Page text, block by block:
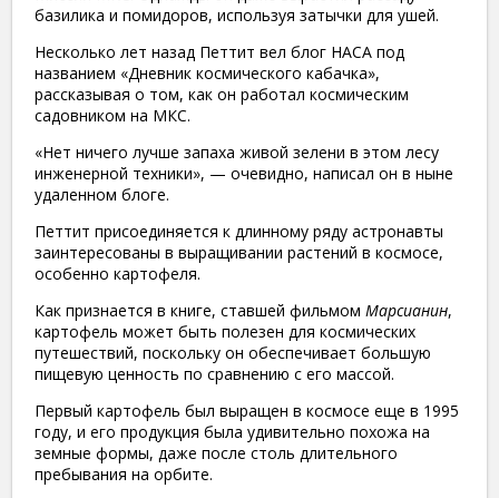
базилика и помидоров, используя затычки для ушей.
Несколько лет назад Петтит вел блог НАСА под
названием «Дневник космического кабачка»,
рассказывая о том, как он работал космическим
садовником на МКС.
«Нет ничего лучше запаха живой зелени в этом лесу
инженерной техники», — очевидно, написал он в ныне
удаленном блоге.
Петтит присоединяется к длинному ряду астронавты
заинтересованы в выращивании растений в космосе,
особенно картофеля.
Как признается в книге, ставшей фильмом Марсианин,
картофель может быть полезен для космических
путешествий, поскольку он обеспечивает большую
пищевую ценность по сравнению с его массой.
Первый картофель был выращен в космосе еще в 1995
году, и его продукция была удивительно похожа на
земные формы, даже после столь длительного
пребывания на орбите.